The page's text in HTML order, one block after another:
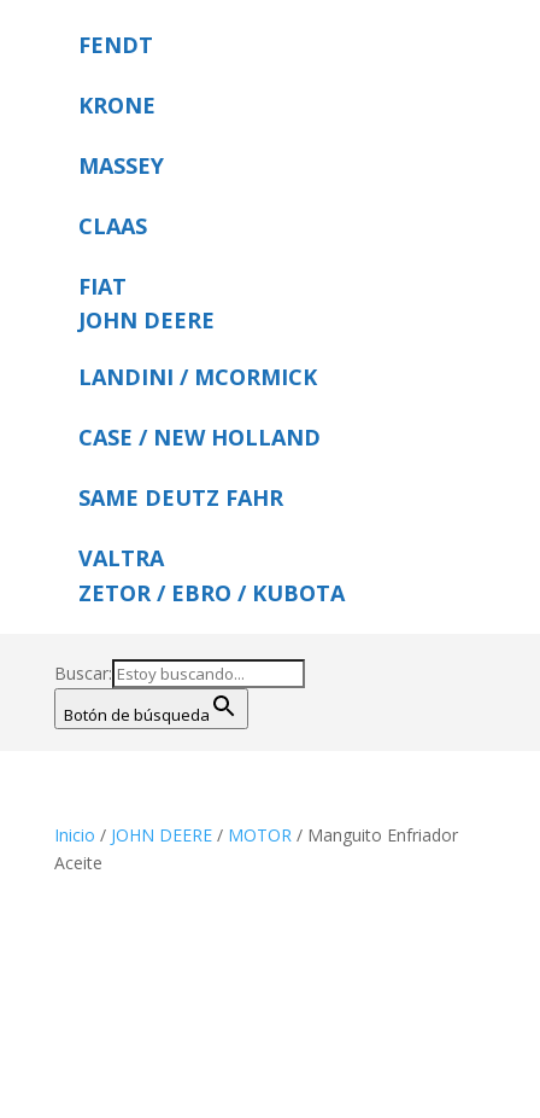
FENDT
KRONE
MASSEY
CLAAS
FIAT
JOHN DEERE
LANDINI / MCORMICK
CASE / NEW HOLLAND
SAME DEUTZ FAHR
VALTRA
ZETOR / EBRO / KUBOTA
Buscar:
Botón de búsqueda
Inicio / JOHN DEERE/ MOTOR/ Manguito Enfriador
Aceite